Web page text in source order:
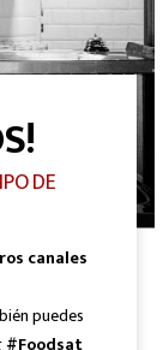
DE
canales
puedes